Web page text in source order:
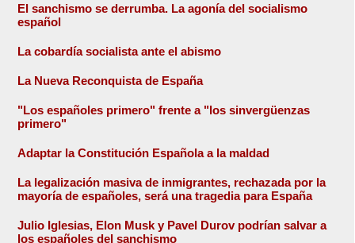
El sanchismo se derrumba. La agonía del socialismo
español
La cobardía socialista ante el abismo
La Nueva Reconquista de España
"Los españoles primero" frente a "los sinvergüenzas
primero"
Adaptar la Constitución Española a la maldad
La legalización masiva de inmigrantes, rechazada por la
mayoría de españoles, será una tragedia para España
Julio Iglesias, Elon Musk y Pavel Durov podrían salvar a
los españoles del sanchismo